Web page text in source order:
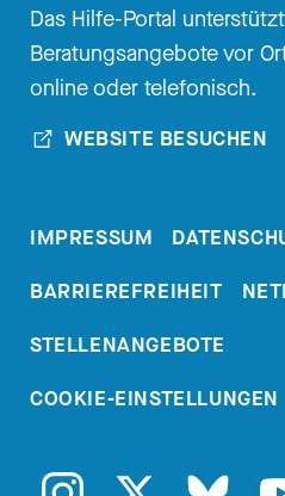
das Gegenteil ist
stellen fest, dass
sowohl in der
auch im Berufsalltag
meinem Studium
wirklich gut
Das Hilfe-Portal
Beratungsangebote vor
online oder telefonisch.
WEBSITE BESUCHEN
IMPRESSUM
BARRIEREFREIHEIT
STELLENANGEBOTE
COOKIE-EINSTELLUNGEN